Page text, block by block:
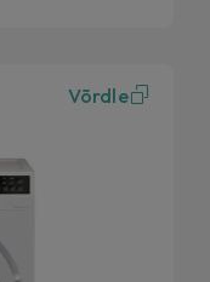
Võrdle